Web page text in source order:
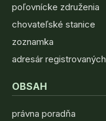
poľovnícke združenia
chovateľské stanice
zoznamka
adresár registrovaných
OBSAH
právna poradňa